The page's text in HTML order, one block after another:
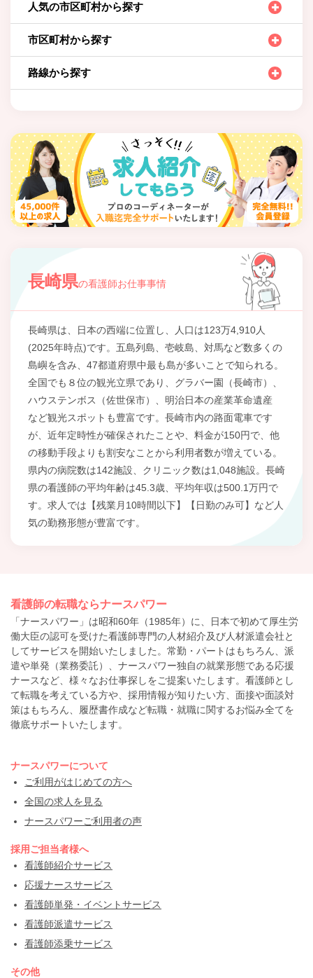
人気の市区町村から探す
市区町村から探す
路線から探す
長崎県の看護師お仕事事情
長崎県は、日本の西端に位置し、人口は123万4,910人
(2025年時点)です。五島列島、壱岐島、対馬など数多くの
島嶼を含み、47都道府県中最も島が多いことで知られる。
全国でも８位の観光立県であり、グラバー園（長崎市）、
ハウステンボス（佐世保市）、明治日本の産業革命遺産
など観光スポットも豊富です。長崎市内の路面電車です
が、近年定時性が確保されたことや、料金が150円で、他
の移動手段よりも割安なことから利用者数が増えている。
県内の病院数は142施設、クリニック数は1,048施設。長崎
県の看護師の平均年齢は45.3歳、平均年収は500.1万円で
す。求人では【残業月10時間以下】【日勤のみ可】など人
気の勤務形態が豊富です。
看護師の転職ならナースパワー
「ナースパワー」は昭和60年（1985年）に、日本で初めて厚生労
働大臣の認可を受けた看護師専門の人材紹介及び人材派遣会社と
してサービスを開始いたしました。常勤・パートはもちろん、派
遣や単発（業務委託）、ナースパワー独自の就業形態である応援
ナースなど、様々なお仕事探しをご提案いたします。看護師とし
て転職を考えている方や、採用情報が知りたい方、面接や面談対
策はもちろん、履歴書作成など転職・就職に関するお悩み全てを
徹底サポートいたします。
ナースパワーについて
ご利用がはじめての方へ
全国の求人を見る
ナースパワーご利用者の声
採用ご担当者様へ
看護師紹介サービス
応援ナースサービス
看護師単発・イベントサービス
看護師派遣サービス
看護師添乗サービス
その他